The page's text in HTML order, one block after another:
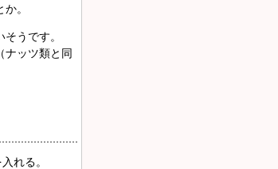
。
うです。
ナッツ類と同
れる。